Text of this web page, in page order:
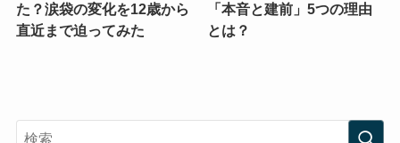
た？涙袋の変化を12歳から
直近まで迫ってみた
「本音と建前」5つの理由
とは？